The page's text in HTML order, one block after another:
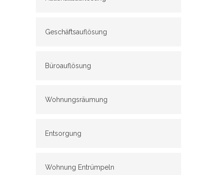
Geschäftsauflösung
Büroauflösung
Wohnungsräumung
Entsorgung
Wohnung Entrümpeln